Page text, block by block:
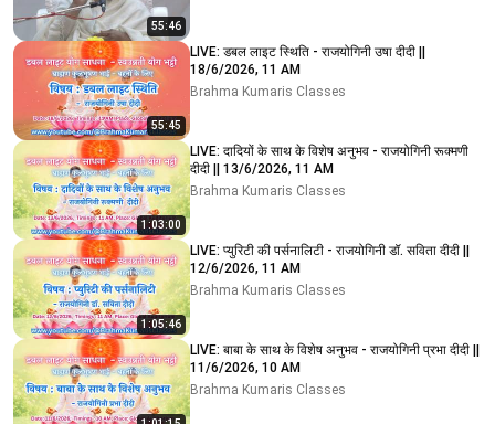
55:46
55:45
LIVE: डबल लाइट स्थिति - राजयोगिनी उषा दीदी ||
18/6/2026, 11 AM
Brahma Kumaris Classes
1:03:00
LIVE: दादियों के साथ के विशेष अनुभव - राजयोगिनी रूक्मणी
दीदी || 13/6/2026, 11 AM
Brahma Kumaris Classes
1:05:46
LIVE: प्युरिटी की पर्सनालिटी - राजयोगिनी डॉ. सविता दीदी ||
12/6/2026, 11 AM
Brahma Kumaris Classes
LIVE: बाबा के साथ के विशेष अनुभव - राजयोगिनी प्रभा दीदी ||
11/6/2026, 10 AM
Brahma Kumaris Classes